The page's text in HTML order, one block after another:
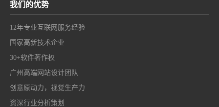
我们的优势
12年专业互联网服务经验
国家高新技术企业
30+软件著作权
广州高端网站设计团队
创意原动力，视觉生产力
资深行业分析策划